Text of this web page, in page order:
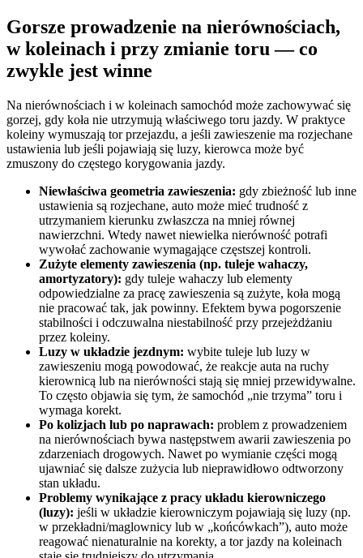
Gorsze prowadzenie na nierównościach,
w koleinach i przy zmianie toru — co
zwykle jest winne
Na nierównościach i w koleinach samochód może zachowywać się
gorzej, gdy koła nie utrzymują właściwego toru jazdy. W praktyce
koleiny wymuszają tor przejazdu, a jeśli zawieszenie ma rozjechane
ustawienia lub jeśli pojawiają się luzy, kierowca może być
zmuszony do częstego korygowania jazdy.
Niewłaściwa geometria zawieszenia: gdy zbieżność lub inne
ustawienia są rozjechane, auto może mieć trudność z
utrzymaniem kierunku zwłaszcza na mniej równej
nawierzchni. Wtedy nawet niewielka nierówność potrafi
wywołać zachowanie wymagające częstszej kontroli.
Zużyte elementy zawieszenia (np. tuleje wahaczy,
amortyzatory): gdy tuleje wahaczy lub elementy
odpowiedzialne za pracę zawieszenia są zużyte, koła mogą
nie pracować tak, jak powinny. Efektem bywa pogorszenie
stabilności i odczuwalna niestabilność przy przejeżdżaniu
przez koleiny.
Luzy w układzie jezdnym: wybite tuleje lub luzy w
zawieszeniu mogą powodować, że reakcje auta na ruchy
kierownicą lub na nierówności stają się mniej przewidywalne.
To często objawia się tym, że samochód „nie trzyma” toru i
wymaga korekt.
Po kolizjach lub po naprawach: problem z prowadzeniem
na nierównościach bywa następstwem awarii zawieszenia po
zdarzeniach drogowych. Nawet po wymianie części mogą
ujawniać się dalsze zużycia lub nieprawidłowo odtworzony
stan układu.
Problemy wynikające z pracy układu kierowniczego
(luzy): jeśli w układzie kierowniczym pojawiają się luzy (np.
w przekładni/maglownicy lub w „końcówkach”), auto może
reagować nienaturalnie na korekty, a tor jazdy na koleinach